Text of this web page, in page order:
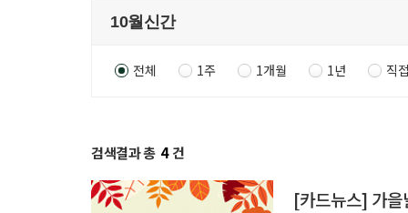
전체 1주 1개월 1년 직
검색결과 총 4 건
[카드뉴스] 가을